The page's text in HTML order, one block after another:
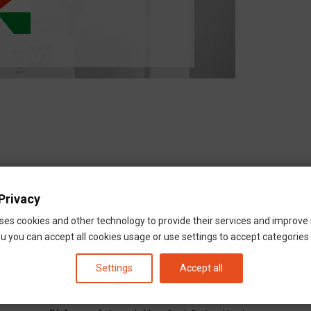
-k Németországban
(Hebamme)ofoglalkozhat velük, aki magyarul
és gyűjtünk össze akik magyarok, vagy magyarul beszélnek
(Hebamme)
aki beszél magyarul és
Segíts feltérképezni őket, hogy segítsünk
és közösségünknek épül.
cookies and other technology to provide their services and improve
you can accept all cookies usage or use settings to accept categories
Settings Accept all